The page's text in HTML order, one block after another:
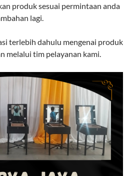
produk sesuai permintaan anda
lagi.
terlebih dahulu mengenai produk
melalui tim pelayanan kami.